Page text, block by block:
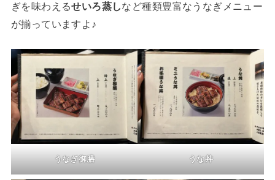
ぎを味わえるせいろ蒸しなど種類豊富なうなぎメニュー
が揃っていますよ♪
うなぎ御膳 うな丼